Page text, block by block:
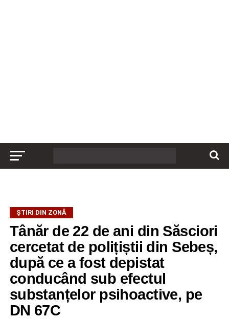
ȘTIRI DIN ZONĂ
Tânăr de 22 de ani din Săsciori
cercetat de polițiștii din Sebeș,
după ce a fost depistat
conducând sub efectul
substanțelor psihoactive, pe
DN 67C